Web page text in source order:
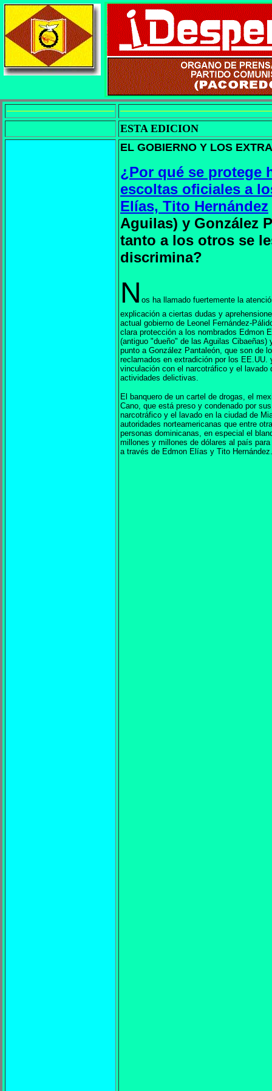
ESTA EDICION
EL GOBIERNO Y LOS
¿Por qué se protege
escoltas oficiales a
Elías, Tito Hernández
Aguilas) y González
tanto a los otros se
discrimina?
N os ha llamado fuertemente la
explicación a ciertas dudas y
actual gobierno de Leonel Fernández-
clara protección a los nombrados Edmon
(antiguo "dueño" de las Aguilas Cibaeñas)
punto a González Pantaleón, que son de
reclamados en extradición por los EE.UU.
vinculación con el narcotráfico y el lavado
actividades delictivas.
El banquero de un cartel de drogas, el
Cano, que está preso y condenado por
narcotráfico y el lavado en la ciudad de
autoridades norteamericanas que entre
personas dominicanas, en especial el
millones y millones de dólares al país
a través de Edmon Elías y Tito Hernández.